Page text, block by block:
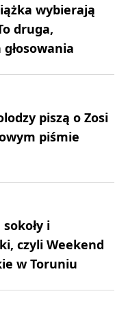
wybierają
druga,
piszą o Zosi
piśmie
i
czyli Weekend
w Toruniu